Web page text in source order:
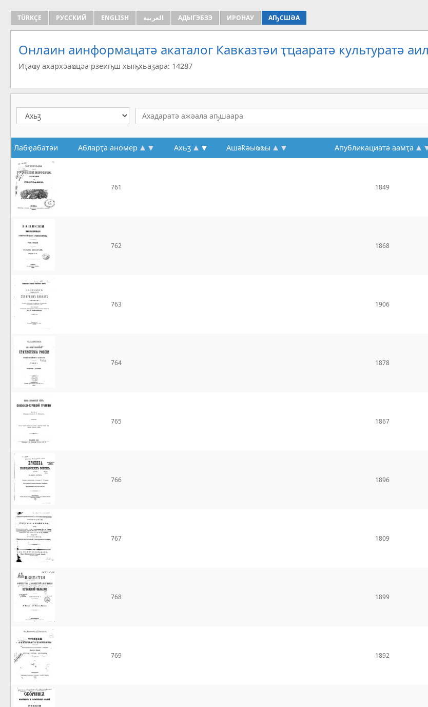
TÜRKÇE РУССКИЙ ENGLISH العربية АДЫГЭБЗЭ ИРОНАУ АҦСШӘА
Онлаин аинформацатә aкаталог Кавказтәи ҭҵааратә культуратә
Иҭаҩу ахархәаҩцәа рзеиҧш хыҧхьаӡара: 14287
Лабҿабатәи Абларҭа аномер Ахьӡ Ашәҟәыҩҩы Апубликациатә аамҭа
761 1849
762 1868
763 1906
764 1878
765 1867
766 1896
767 1809
768 1899
769 1892